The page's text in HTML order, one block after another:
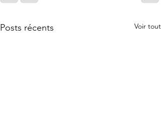
Posts récents Voir tout